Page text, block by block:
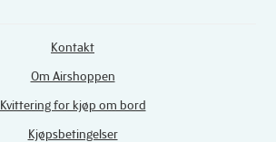
Kontakt
Om Airshoppen
Kvittering for kjøp om bord
Kjøpsbetingelser